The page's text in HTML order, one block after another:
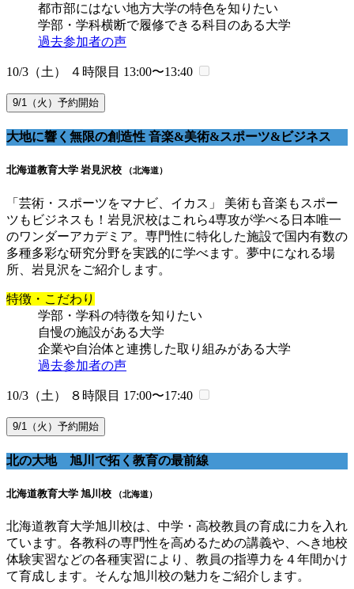
都市部にはない地方大学の特色を知りたい
学部・学科横断で履修できる科目のある大学
過去参加者の声
10/3（土） ４時限目 13:00〜13:40
9/1（火）予約開始
大地に響く無限の創造性 音楽&美術&スポーツ&ビジネス
北海道教育大学 岩見沢校 （北海道）
「芸術・スポーツをマナビ、イカス」 美術も音楽もスポー
ツもビジネスも！岩見沢校はこれら4専攻が学べる日本唯一
のワンダーアカデミア。専門性に特化した施設で国内有数の
多種多彩な研究分野を実践的に学べます。夢中になれる場
所、岩見沢をご紹介します。
特徴・こだわり
学部・学科の特徴を知りたい
自慢の施設がある大学
企業や自治体と連携した取り組みがある大学
過去参加者の声
10/3（土） ８時限目 17:00〜17:40
9/1（火）予約開始
北の大地 旭川で拓く教育の最前線
北海道教育大学 旭川校 （北海道）
北海道教育大学旭川校は、中学・高校教員の育成に力を入れ
ています。各教科の専門性を高めるための講義や、へき地校
体験実習などの各種実習により、教員の指導力を４年間かけ
て育成します。そんな旭川校の魅力をご紹介します。